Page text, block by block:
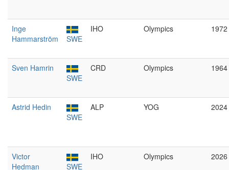
Inge
Hammarström
SWE
IHO Olympics 1972
Sven Hamrin
SWE
CRD Olympics 1964
Astrid Hedin
SWE
ALP YOG 2024
Victor
Hedman
SWE
IHO Olympics 2026